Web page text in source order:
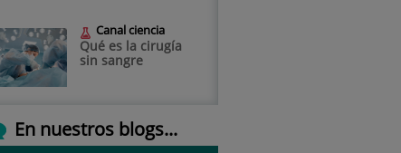
Canal ciencia
Qué es la cirugía
sin sangre
En nuestros blogs...